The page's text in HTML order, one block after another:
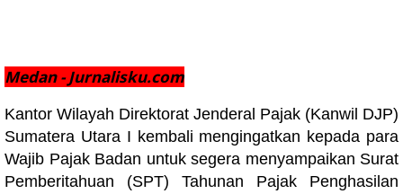
Medan - Jurnalisku.com
Kantor Wilayah Direktorat Jenderal Pajak (Kanwil DJP)
Sumatera Utara I kembali mengingatkan kepada para
Wajib Pajak Badan untuk segera menyampaikan Surat
Pemberitahuan (SPT) Tahunan Pajak Penghasilan